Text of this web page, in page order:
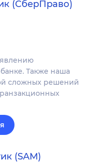
(СберПраво)
Также наша
сложных решений
(SAM)